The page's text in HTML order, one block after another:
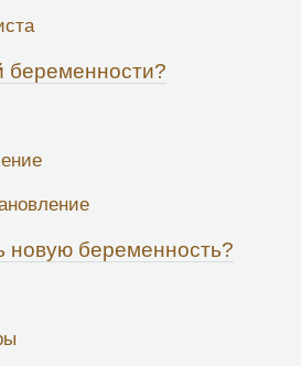
беременности?
новую беременность?